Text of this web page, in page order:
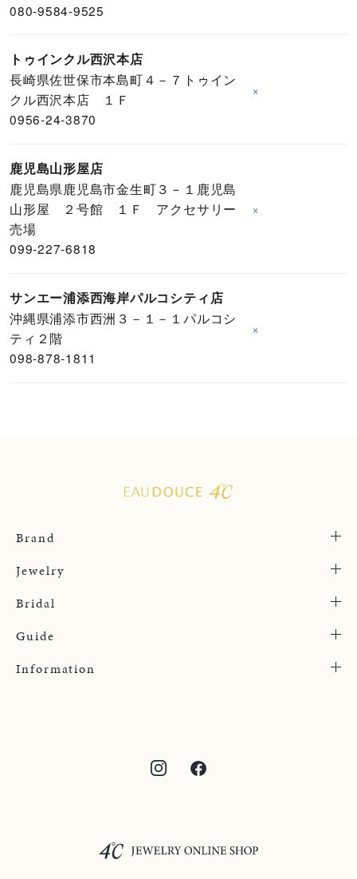
080-9584-9525
トゥインクル西沢本店
長崎県佐世保市本島町４－７トゥイン
クル西沢本店 １Ｆ
0956-24-3870
×
鹿児島山形屋店
鹿児島県鹿児島市金生町３－１鹿児島
山形屋 ２号館 １Ｆ アクセサリー
売場
099-227-6818
×
サンエー浦添西海岸パルコシティ店
沖縄県浦添市西洲３－１－１パルコシ
ティ２階
098-878-1811
×
Brand
Jewelry
Bridal
Guide
Information